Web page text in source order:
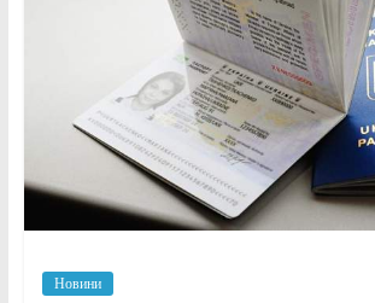
Новини